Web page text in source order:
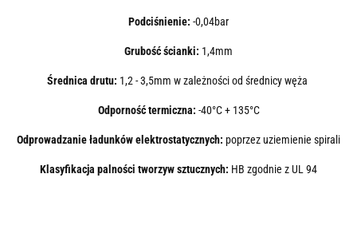
Podciśnienie: -0,04bar
Grubość ścianki: 1,4mm
Średnica drutu: 1,2 - 3,5mm w zależności od średnicy węża
Odporność termiczna: -40°C + 135°C
Odprowadzanie ładunków elektrostatycznych: poprzez uziemienie spirali
Klasyfikacja palności tworzyw sztucznych: HB zgodnie z UL 94